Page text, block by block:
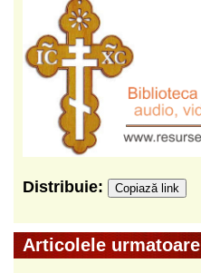
Distribuie: Copiază link
Articolele urmatoare